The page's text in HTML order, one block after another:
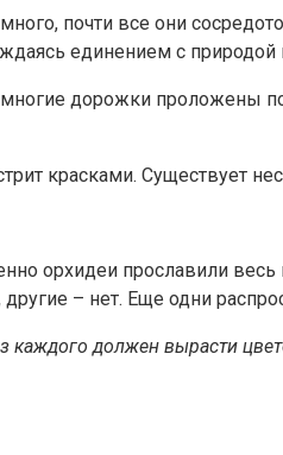
почти все они
единением с
дорожки проложены
красками. Существует
орхидеи прославили
– нет. Еще одни
каждого должен вырасти